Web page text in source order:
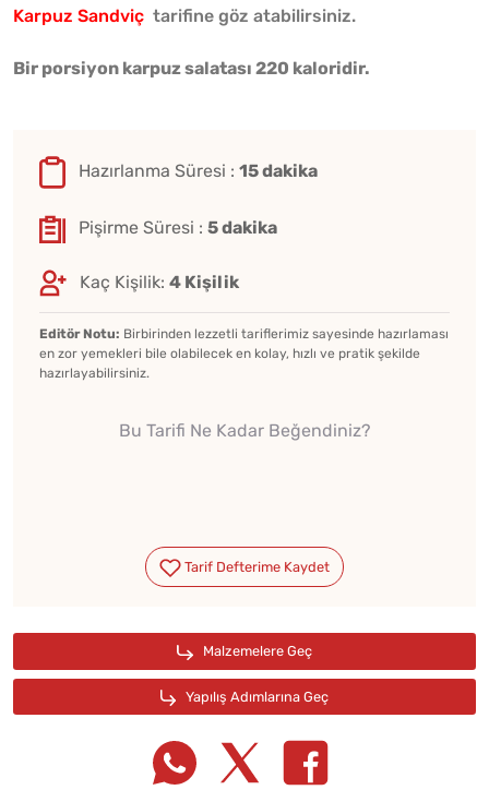
Karpuz Sandviç tarifine göz atabilirsiniz.
Bir porsiyon karpuz salatası 220 kaloridir.
Hazırlanma Süresi : 15 dakika
Pişirme Süresi : 5 dakika
Kaç Kişilik: 4 Kişilik
Editör Notu: Birbirinden lezzetli tariflerimiz sayesinde hazırlaması
en zor yemekleri bile olabilecek en kolay, hızlı ve pratik şekilde
hazırlayabilirsiniz.
Bu Tarifi Ne Kadar Beğendiniz?